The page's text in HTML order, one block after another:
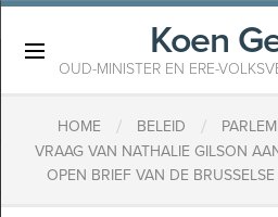
Koen
OUD-MINISTER EN ERE-
HOME / BELEID /
VRAAG VAN NATHALIE GILSON
OPEN BRIEF VAN DE